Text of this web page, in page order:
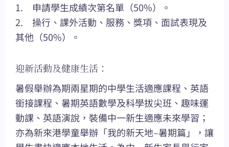
1. 申請學生成績次第名單（50%）。
2. 操行、課外活動、服務、獎項、面試表現及
其他（50%）。
迎新活動及健康生活：
暑假舉辦為期兩星期的中學生活適應課程、英語
銜接課程、暑期英語數學及科學拔尖班、趣味運
動課、英語演說，裝備中一新生適應未來學習；
亦為新來港學童舉辦「我的新天地–暑期篇」，讓